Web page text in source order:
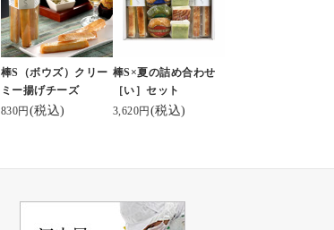
棒S（ボウズ）クリー
ミー揚げチーズ
830円 (税込)
棒S×夏の詰め合わせ
［い］セット
3,620円 (税込)